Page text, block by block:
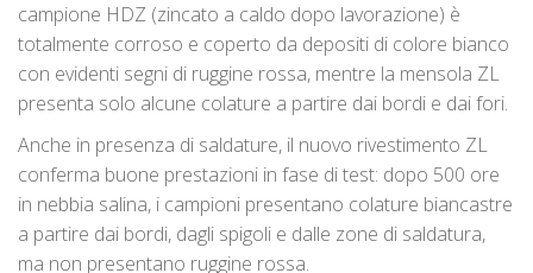
campione HDZ (zincato a caldo dopo lavorazione) è
totalmente corroso e coperto da depositi di colore bianco
con evidenti segni di ruggine rossa, mentre la mensola ZL
presenta solo alcune colature a partire dai bordi e dai fori.
Anche in presenza di saldature, il nuovo rivestimento ZL
conferma buone prestazioni in fase di test: dopo 500 ore
in nebbia salina, i campioni presentano colature biancastre
a partire dai bordi, dagli spigoli e dalle zone di saldatura,
ma non presentano ruggine rossa.